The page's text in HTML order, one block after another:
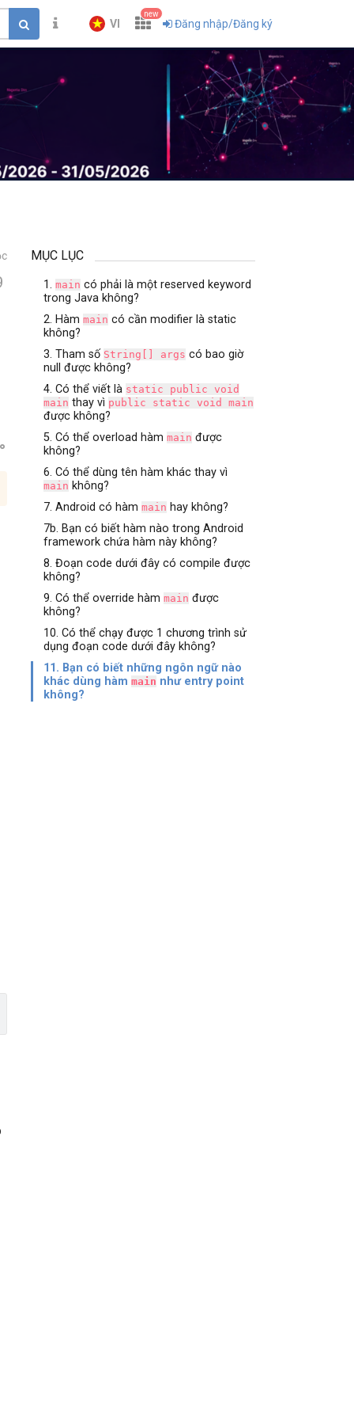
VI
new
Đăng nhập/Đăng ký
MỤC LỤC
1.main có phải là một reserved keyword
trong Java không?
2. Hàmmain có cần modifier là static
không?
3. Tham số String[] args có bao giờ
null được không?
4. Có thể viết là static public void
main thay vì public static void main
được không?
5. Có thể overload hàmmain được
không?
6. Có thể dùng tên hàm khác thay vì
main không?
7. Android có hàmmain hay không?
7b. Bạn có biết hàm nào trong Android
framework chứa hàm này không?
8. Đoạn code dưới đây có compile được
không?
9. Có thể override hàmmain được
không?
10. Có thể chạy được 1 chương trình sử
dụng đoạn code dưới đây không?
11. Bạn có biết những ngôn ngữ nào
khác dùng hàmmain như entry point
không?